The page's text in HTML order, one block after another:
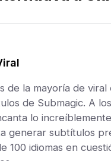
de la mayoría de viral
de Submagic. A
lo
generar subtítulos
100 idiomas en